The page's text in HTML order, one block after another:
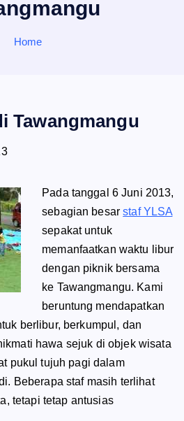
Home
Tawangmangu
Pada tanggal 6 Juni 2013,
sebagian besarstaf YLSA
sepakat untuk
memanfaatkan waktu libur
dengan piknik bersama
ke Tawangmangu. Kami
beruntung mendapatkan
berlibur, berkumpul, dan
hawa sejuk di objek wisata
pukul tujuh pagi dalam
Beberapa staf masih terlihat
tetapi tetap antusias